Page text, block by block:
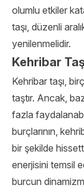
olumlu etkiler
taşı, düzenli
yenilenmelidir.
Kehribar
Kehribar taşı,
taştır. Ancak,
fazla
burçlarının,
bir şekilde
enerjisini temsil
burcun